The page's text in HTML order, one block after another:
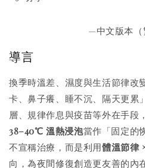
—中文版本
導言
換季時溫差、濕度與生活節律改
卡、鼻子癢、睡不沉、隔天更累
層、規律作息與疫苗等外在手段
38–40℃ 溫熱浸泡當作「固定的
不宣稱治療，而是利用體溫節律
向，為夜間修復創造更友善的內